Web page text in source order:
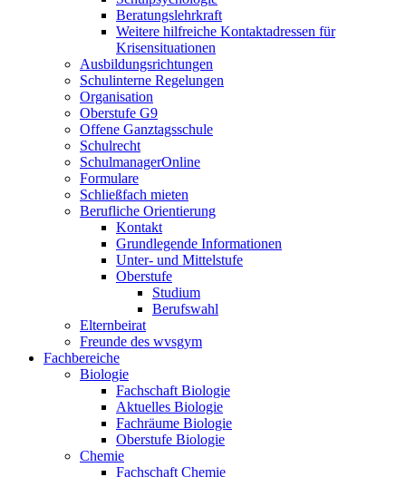
Beratungslehrkraft
Weitere hilfreiche Kontaktadressen für
Krisensituationen
Ausbildungsrichtungen
Schulinterne Regelungen
Organisation
Oberstufe G9
Offene Ganztagsschule
Schulrecht
SchulmanagerOnline
Formulare
Schließfach mieten
Berufliche Orientierung
Kontakt
Grundlegende Informationen
Unter- und Mittelstufe
Oberstufe
Studium
Berufswahl
Elternbeirat
Freunde des wvsgym
Fachbereiche
Biologie
Fachschaft Biologie
Aktuelles Biologie
Fachräume Biologie
Oberstufe Biologie
Chemie
Fachschaft Chemie